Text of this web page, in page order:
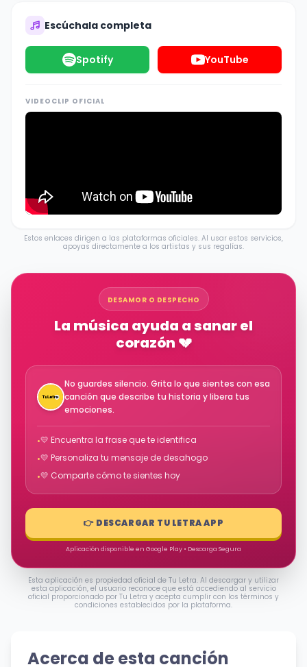
Escúchala completa
Spotify YouTube
VIDEOCLIP OFICIAL
Estos enlaces dirigen a las plataformas oficiales. Al usar estos servicios,
apoyas directamente a los artistas y sus regalías.
DESAMOR O DESPECHO
La música ayuda a sanar el
corazón 💔
No guardes silencio. Grita lo que sientes con esa
canción que describe tu historia y libera tus
emociones.
•💛 Encuentra la frase que te identifica
•💛 Personaliza tu mensaje de desahogo
•💛 Comparte cómo te sientes hoy
👉 DESCARGAR TU LETRA APP
Aplicación disponible en Google Play • Descarga Segura
Esta aplicación es propiedad oficial de Tu Letra. Al descargar y utilizar
esta aplicación, el usuario reconoce que está accediendo al servicio
oficial proporcionado por Tu Letra y acepta cumplir con los términos y
condiciones establecidos por la plataforma.
Acerca de esta canción